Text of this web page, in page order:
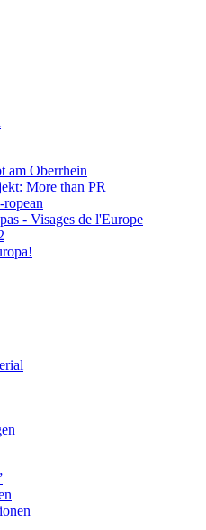
am Oberrhein
More than PR
- Visages de l'Europe